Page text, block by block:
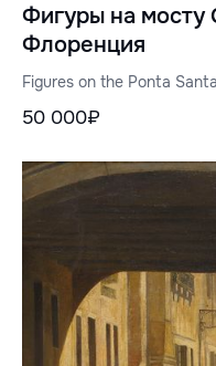
Фигуры на мосту
Флоренция
Figures on the Ponta
50 000₽